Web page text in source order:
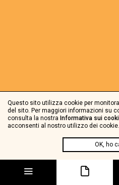
Questo sito utilizza cookie per
del sito. Per maggiori informazioni su
consulta la nostra Informativa sui
acconsenti al nostro utilizzo dei cookie.
OK, ho